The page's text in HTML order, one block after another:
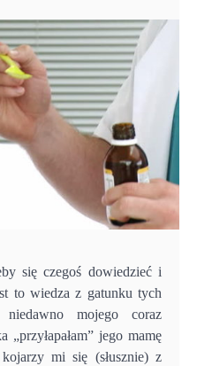
się czegoś dowiedzieć i
to wiedza z gatunku tych
niedawno mojego coraz
„przyłapałam” jego mamę
mi się (słusznie) z